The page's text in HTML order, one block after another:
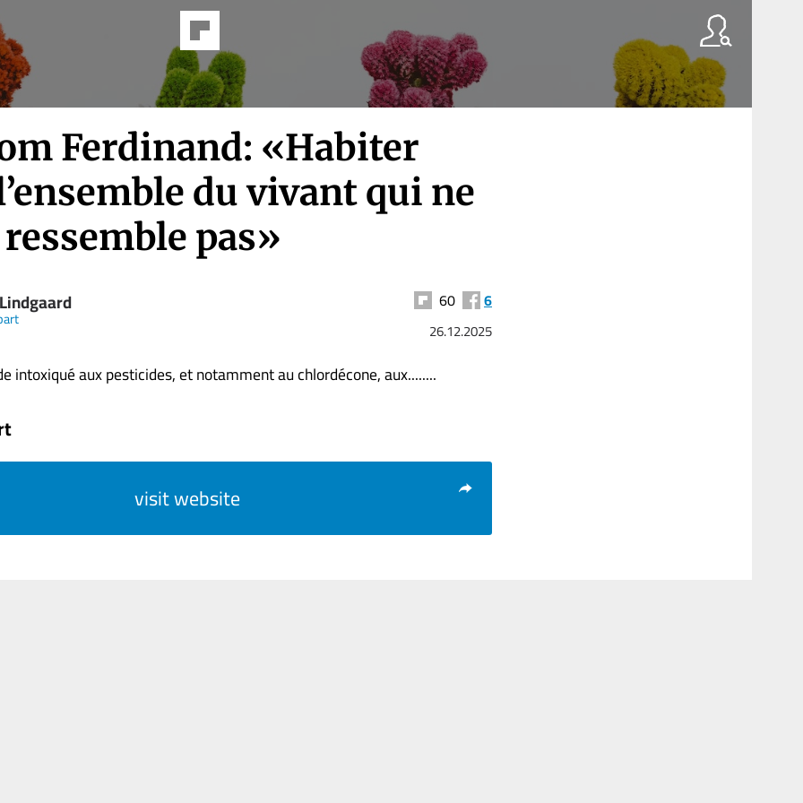
Ferdinand: «Habiter
du vivant qui ne
pas»
60 6
26.12.2025
intoxiqué aux pesticides, et notamment au chlordécone, aux........
visit website